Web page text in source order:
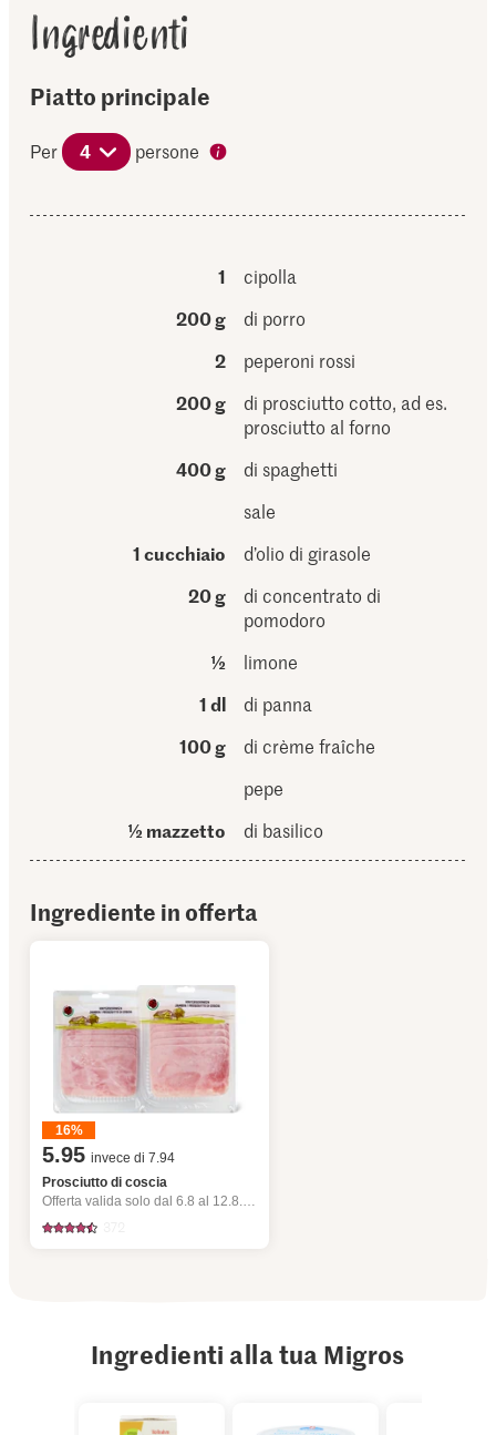
Ingredienti
Piatto principale
Per 4 persone
1
cipolla
200 g
di porro
2
peperoni rossi
200 g
di prosciutto cotto, ad es.
prosciutto al forno
400 g
di spaghetti
sale
1 cucchiaio
d’olio di girasole
20 g
di concentrato di
pomodoro
½
limone
1 dl
di panna
100 g
di crème fraîche
pepe
½ mazzetto
di basilico
Ingrediente in offerta
16%
5.95 invece di 7.94
Prosciutto di coscia
Offerta valida solo dal 6.8 al 12.8.2026, fino a esaurimento dello stock.
Ingredienti alla tua Migros